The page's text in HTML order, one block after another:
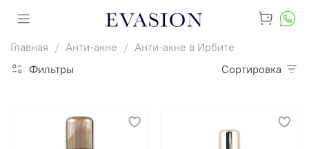
Главная Анти-акне
Анти-акне в Ирбите
Фильтры
Сортировка